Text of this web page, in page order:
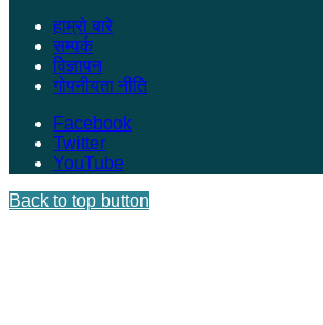
हाम्रो बारे
सम्पर्क
विज्ञापन
गोपनीयता नीति
Facebook
Twitter
YouTube
Back to top button